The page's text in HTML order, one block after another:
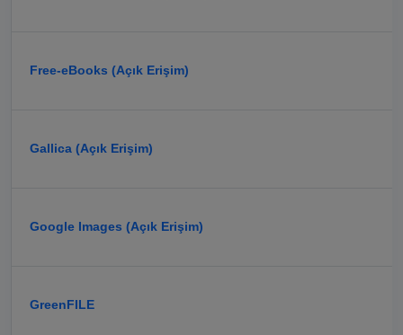
Free-eBooks (Açık Erişim)
Gallica (Açık Erişim)
Google Images (Açık Erişim)
GreenFILE